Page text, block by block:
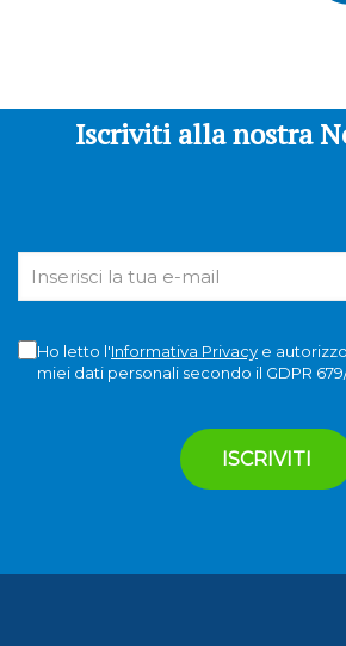
Iscriviti alla nostra
Ho letto l'Informativa Privacye
miei dati personali secondo il GDPR 679/